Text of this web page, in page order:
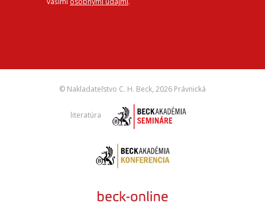
© Nakladateľstvo C. H. Beck, 2026 Právnická
literatúra